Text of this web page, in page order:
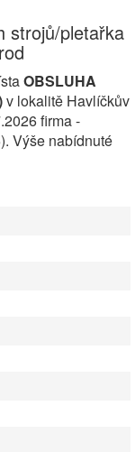
strojů/pletařka
OBSLUHA
v lokalitě Havlíčkův
firma -
Výše nabídnuté